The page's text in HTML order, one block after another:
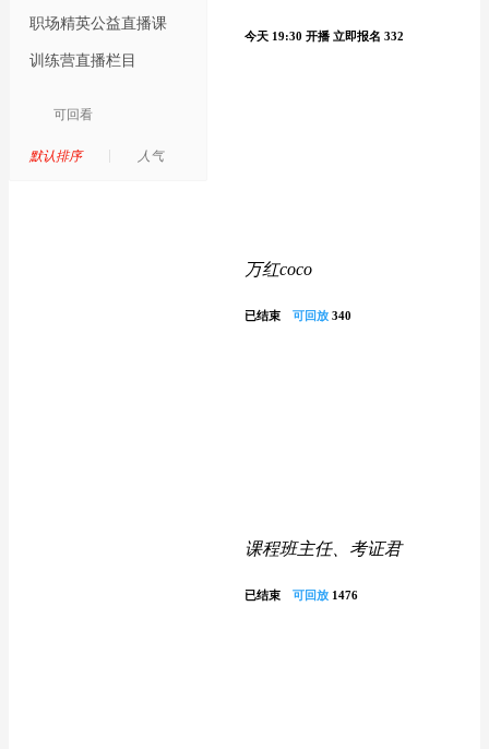
职场精英公益直播课
训练营直播栏目
可回看
默认排序 人气
今天 19:30 开播 立即报名 332
万红coco
已结束 可回放 340
课程班主任、考证君
已结束 可回放 1476